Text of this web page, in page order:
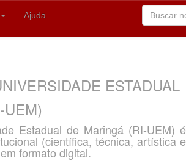
Ajuda
ESTADUAL
Estadual de Maringá (RI-UEM) é
(científica, técnica, artística e
formato digital.